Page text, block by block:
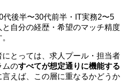
後半〜30代前半・IT実務2〜5
自分の経歴・希望のマッチ精度
にとっては、求人プール・担当者
ムのすべてが想定通りに機能する
えば、この層に重なるかどうか